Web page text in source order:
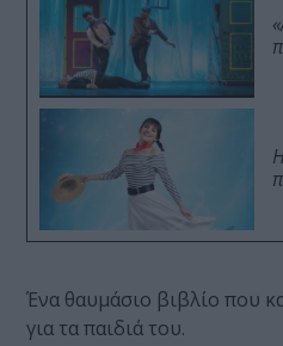
Ένα θαυμάσιο βιβλίο που
για τα παιδιά του.